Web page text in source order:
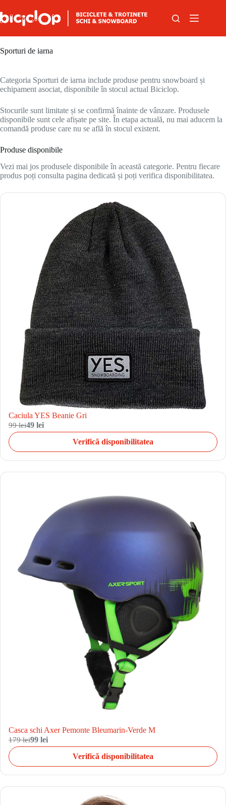
Sporturi de iarna
Categoria Sporturi de iarna include produse pentru snowboard și
echipament asociat, disponibile în stocul actual Biciclop.
Stocurile sunt limitate și se confirmă înainte de vânzare. Produsele
disponibile sunt cele afișate pe site. În etapa actuală, nu mai aducem la
comandă produse care nu se află în stocul existent.
Produse disponibile
Vezi mai jos produsele disponibile în această categorie. Pentru fiecare
produs poți consulta pagina dedicată și poți verifica disponibilitatea.
Caciula YES Beanie Gri
99 lei49 lei
Verifică disponibilitatea
Casca schi Axer Pemonte Bleumarin-Verde M
179 lei99 lei
Verifică disponibilitatea